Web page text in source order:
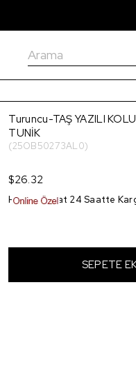
Turuncu-TAŞ YAZILI
TUNİK
(25OB50273AL0)
$26.32
Hızlı Teslimat 24 Saatte